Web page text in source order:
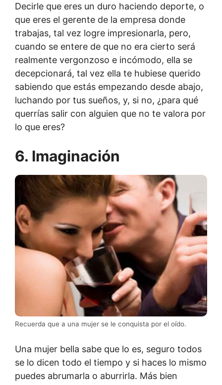
Decirle que eres un duro haciendo deporte, o
que eres el gerente de la empresa donde
trabajas, tal vez logre impresionarla, pero,
cuando se entere de que no era cierto será
realmente vergonzoso e incómodo, ella se
decepcionará, tal vez ella te hubiese querido
sabiendo que estás empezando desde abajo,
luchando por tus sueños, y, si no, ¿para qué
querrías salir con alguien que no te valora por
lo que eres?
6. Imaginación
Recuerda que a una mujer se le conquista por el oído.
Una mujer bella sabe que lo es, seguro todos
se lo dicen todo el tiempo y si haces lo mismo
puedes abrumarla o aburrirla. Más bien